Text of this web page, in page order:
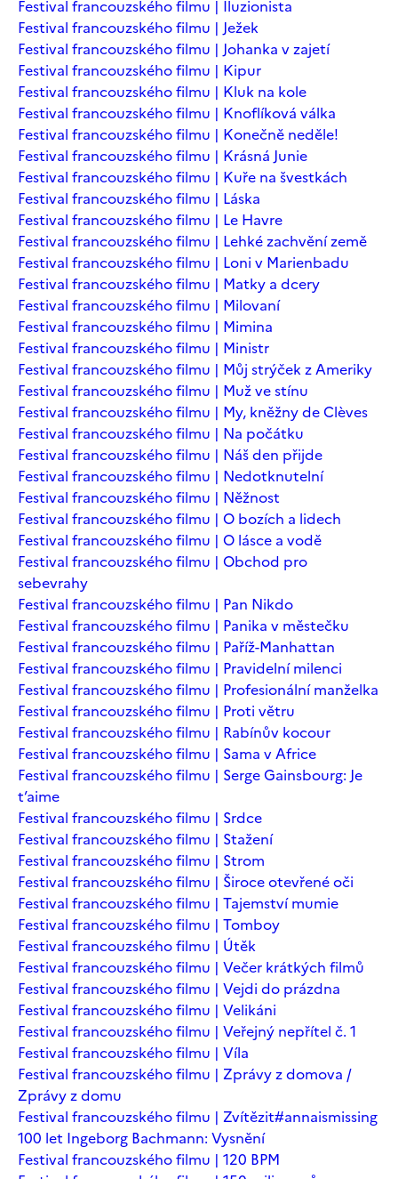
Festival francouzského filmu | Iluzionista
Festival francouzského filmu | Ježek
Festival francouzského filmu | Johanka v zajetí
Festival francouzského filmu | Kipur
Festival francouzského filmu | Kluk na kole
Festival francouzského filmu | Knoflíková válka
Festival francouzského filmu | Konečně neděle!
Festival francouzského filmu | Krásná Junie
Festival francouzského filmu | Kuře na švestkách
Festival francouzského filmu | Láska
Festival francouzského filmu | Le Havre
Festival francouzského filmu | Lehké zachvění země
Festival francouzského filmu | Loni v Marienbadu
Festival francouzského filmu | Matky a dcery
Festival francouzského filmu | Milovaní
Festival francouzského filmu | Mimina
Festival francouzského filmu | Ministr
Festival francouzského filmu | Můj strýček z Ameriky
Festival francouzského filmu | Muž ve stínu
Festival francouzského filmu | My, kněžny de Clèves
Festival francouzského filmu | Na počátku
Festival francouzského filmu | Náš den přijde
Festival francouzského filmu | Nedotknutelní
Festival francouzského filmu | Něžnost
Festival francouzského filmu | O bozích a lidech
Festival francouzského filmu | O lásce a vodě
Festival francouzského filmu | Obchod pro
sebevrahy
Festival francouzského filmu | Pan Nikdo
Festival francouzského filmu | Panika v městečku
Festival francouzského filmu | Paříž-Manhattan
Festival francouzského filmu | Pravidelní milenci
Festival francouzského filmu | Profesionální manželka
Festival francouzského filmu | Proti větru
Festival francouzského filmu | Rabínův kocour
Festival francouzského filmu | Sama v Africe
Festival francouzského filmu | Serge Gainsbourg: Je
t’aime
Festival francouzského filmu | Srdce
Festival francouzského filmu | Stažení
Festival francouzského filmu | Strom
Festival francouzského filmu | Široce otevřené oči
Festival francouzského filmu | Tajemství mumie
Festival francouzského filmu | Tomboy
Festival francouzského filmu | Útěk
Festival francouzského filmu | Večer krátkých filmů
Festival francouzského filmu | Vejdi do prázdna
Festival francouzského filmu | Velikáni
Festival francouzského filmu | Veřejný nepřítel č. 1
Festival francouzského filmu | Víla
Festival francouzského filmu | Zprávy z domova /
Zprávy z domu
Festival francouzského filmu | Zvítězit#annaismissing
100 let Ingeborg Bachmann: Vysnění
Festival francouzského filmu | 120 BPM